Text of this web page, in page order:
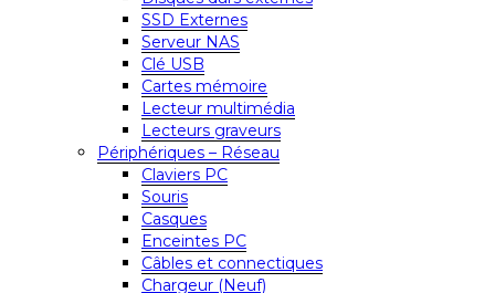
SSD Externes
Serveur NAS
Clé USB
Cartes mémoire
Lecteur multimédia
Lecteurs graveurs
Périphériques – Réseau
Claviers PC
Souris
Casques
Enceintes PC
Câbles et connectiques
Chargeur (Neuf)